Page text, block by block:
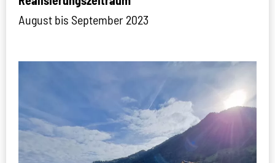
August bis September 2023